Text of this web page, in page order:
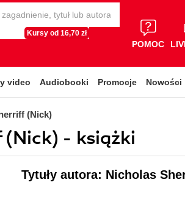
Kursy od 16,70 zł
POMOC
video Audiobooki Promocje Nowości
(Nick)
- książki
Tytuły autora: Nicholas